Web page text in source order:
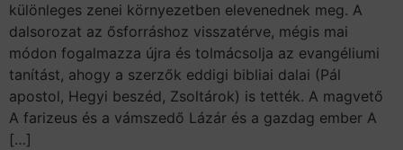
különleges zenei környezetben elevenednek meg. A
dalsorozat az ősforráshoz visszatérve, mégis mai
módon fogalmazza újra és tolmácsolja az evangéliumi
tanítást, ahogy a szerzők eddigi bibliai dalai (Pál
apostol, Hegyi beszéd, Zsoltárok) is tették. A magvető
A farizeus és a vámszedő Lázár és a gazdag ember A
[…]